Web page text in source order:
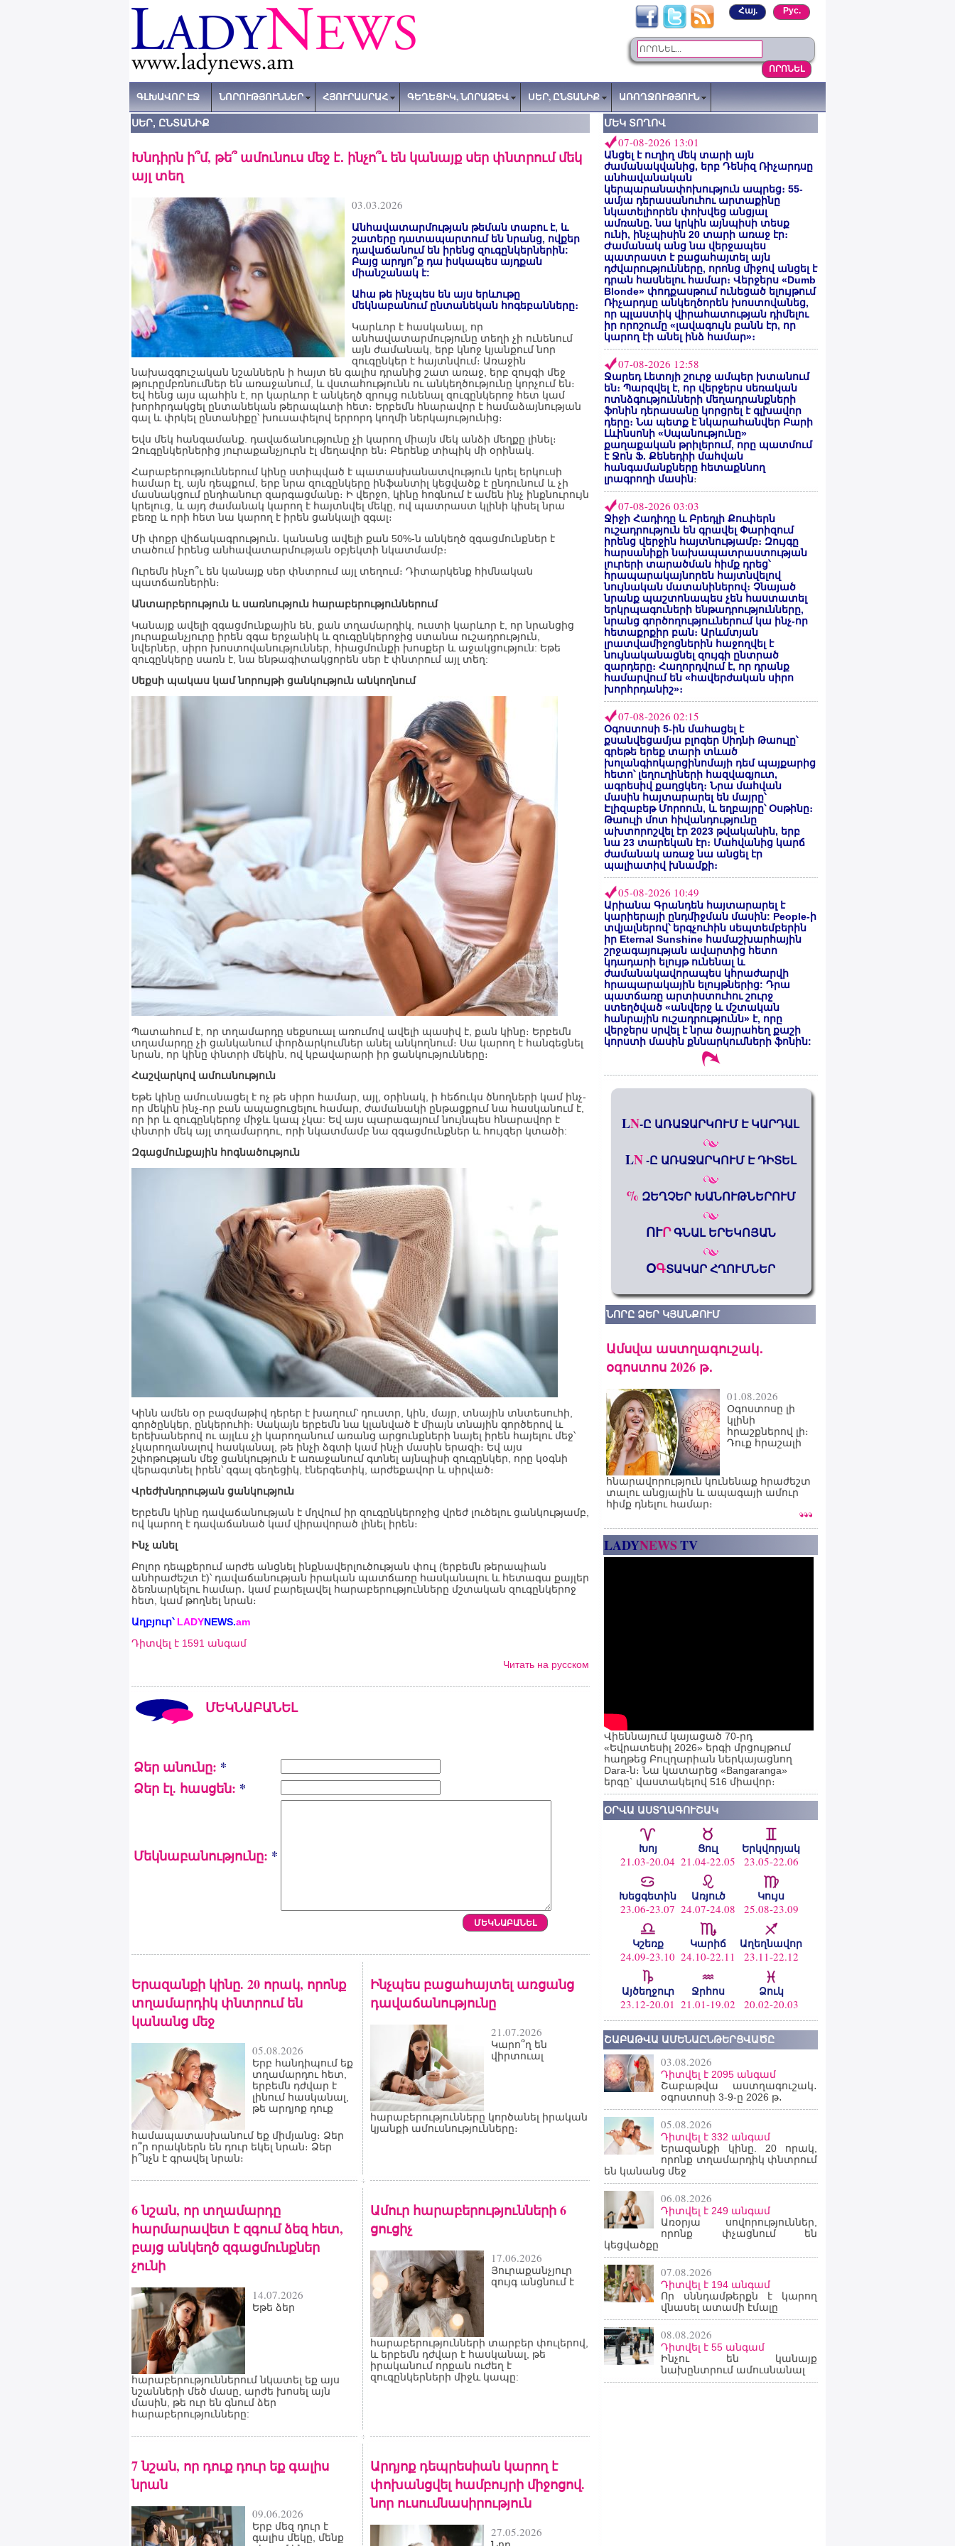
Рус.
Հայ.
ԳԼԽԱՎՈՐ ԷՋ ՆՈՐՈՒԹՅՈՒՆՆԵՐ ՀՅՈՒՐԱՍՐԱՀ ԳԵՂԵՑԻԿ, ՆՈՐԱՁԵՎ ՍԵՐ, ԸՆՏԱՆԻՔ ԱՌՈՂՋՈՒԹՅՈՒՆ
ՍԵՐ, ԸՆՏԱՆԻՔ
Խնդիրն ի՞մ, թե՞ ամունուս մեջ է․ ինչո՞ւ են կանայք սեր փնտրում մեկ
այլ տեղ
03.03.2026
Անհավատարմության թեման տաբու է, և
շատերը դատապարտում են նրանց, ովքեր
դավաճանում են իրենց զուգընկերներին:
Բայց արդյո՞ք դա իսկապես այդքան
միանշանակ է:
Ահա թե ինչպես են այս երևութը
մեկնաբանում ընտանեկան հոգեբանները։
Կարևոր է հասկանալ, որ
անհավատարմությունը տեղի չի ունենում
այն ժամանակ, երբ կնոջ կյանքում նոր
զուգընկեր է հայտնվում։ Առաջին
նախազգուշական նշաններն ի հայտ են գալիս դրանից շատ առաջ, երբ զույգի մեջ
թյուրըմբռնումներ են առաջանում, և վստահությունն ու անկեղծությունը կորչում են։
Եվ հենց այս պահին է, որ կարևոր է անկեղծ զրույց ունենալ զուգընկերոջ հետ կամ
խորհրդակցել ընտանեկան թերապևտի հետ։ Երբեմն հնարավոր է համաձայնության
գալ և փրկել ընտանիքը՝ խուսափելով երրորդ կողմի ներկայությունից։
Եվս մեկ հանգամանք. դավաճանությունը չի կարող միայն մեկ անձի մեղքը լինել։
Զուգընկերներից յուրաքանչյուրն էլ մեղավոր են։ Բերենք տիպիկ մի օրինակ.
Հարաբերություններում կինը ստիպված է պատասխանատվություն կրել երկուսի
համար էլ, այն դեպքում, երբ նրա զուգընկերը ինֆանտիլ կեցվածք է ընդունում և չի
մասնակցում ընդհանուր զարգացմանը։ Ի վերջո, կինը հոգնում է ամեն ինչ ինքնուրույն
կրելուց, և այդ ժամանակ կարող է հայտնվել մեկը, ով պատրաստ կլինի կիսել նրա
բեռը և որի հետ նա կարող է իրեն ցանկալի զգալ։
Մի փոքր վիճակագրություն․ կանանց ավելի քան 50%-ն անկեղծ զգացմունքներ է
տածում իրենց անհավատարմության օբյեկտի նկատմամբ։
Ուրեմն ինչո՞ւ են կանայք սեր փնտրում այլ տեղում։ Դիտարկենք հիմնական
պատճառներին։
Անտարբերություն և սառնություն հարաբերություններում
Կանայք ավելի զգացմունքային են, քան տղամարդիկ, ուստի կարևոր է, որ նրանցից
յուրաքանչյուրը իրեն զգա երջանիկ և զուգընկերոջից ստանա ուշադրություն,
նվերներ, սիրո խոստովանություններ, հիացմունքի խոսքեր և աջակցություն: Եթե
զուգընկերը սառն է, նա ենթագիտակցորեն սեր է փնտրում այլ տեղ:
Սեքսի պակաս կամ նորույթի ցանկություն անկողնում
Պատահում է, որ տղամարդը սեքսուալ առումով ավելի պասիվ է, քան կինը։ Երբեմն
տղամարդը չի ցանկանում փորձարկումներ անել անկողնում։ Սա կարող է հանգեցնել
նրան, որ կինը փնտրի մեկին, ով կբավարարի իր ցանկությունները։
Հաշվարկով ամուսնություն
Եթե կինը ամուսնացել է ոչ թե սիրո համար, այլ, օրինակ, ի հեճուկս ծնողների կամ ինչ-
որ մեկին ինչ-որ բան ապացուցելու համար, ժամանակի ընթացքում նա հասկանում է,
որ իր և զուգընկերոջ միջև կապ չկա: Եվ այս պարագայում նույնպես հնարավոր է
փնտրի մեկ այլ տղամարդու, որի նկատմամբ նա զգացմունքներ և հույզեր կտածի:
Զգացմունքային հոգնածություն
Կինն ամեն օր բազմաթիվ դերեր է խաղում՝ դուստր, կին, մայր, տնային տնտեսուհի,
գործընկեր, ընկերուհի։ Սակայն երբեմն նա կլանված է միայն տնային գործերով և
երեխաներով ու այլևս չի կարողանում առանց արցունքների նայել իրեն հայելու մեջ՝
չկարողանալով հասկանալ, թե ինչի ձգտի կամ ինչի մասին երազի։ Եվ այս
շփոթության մեջ ցանկություն է առաջանում գտնել այնպիսի զուգընկեր, որը կօգնի
վերագտնել իրեն՝ զգալ գեղեցիկ, էներգետիկ, արժեքավոր և սիրված։
Վրեժխնդրության ցանկություն
Երբեմն կինը դավաճանության է մղվում իր զուգընկերոջից վրեժ լուծելու ցանկությամբ,
ով կարող է դավաճանած կամ վիրավորած լինել իրեն։
Ինչ անել
Բոլոր դեպքերում արժե անցնել ինքնավերլուծության փուլ (երբեմն թերապիան
անհրաժեշտ է)՝ դավաճանության իրական պատճառը հասկանալու և հետագա քայլեր
ձեռնարկելու համար․ կամ բարելավել հարաբերությունները մշտական զուգընկերոջ
հետ, կամ թողնել նրան։
Աղբյուր՝ LADYNEWS.am
Դիտվել է 1591 անգամ
Читать на русском
ՄԵԿՆԱԲԱՆԵԼ
Ձեր անունը: *
Ձեր էլ. հասցեն: *
Մեկնաբանությունը: *
Երազանքի կինը. 20 որակ, որոնք
տղամարդիկ փնտրում են
կանանց մեջ
05.08.2026
Երբ հանդիպում եք
տղամարդու հետ,
երբեմն դժվար է
լինում հասկանալ,
թե արդյոք դուք
համապատասխանում եք միմյանց։ Ձեր
ո՞ր որակներն են դուր եկել նրան։ Ձեր
ի՞նչն է գրավել նրան։
Ինչպես բացահայտել առցանց
դավաճանությունը
21.07.2026
Կարո՞ղ են
վիրտուալ
հարաբերությունները կործանել իրական
կյանքի ամուսնությունները։
6 նշան, որ տղամարդը
հարմարավետ է զգում ձեզ հետ,
բայց անկեղծ զգացմունքներ
չունի
14.07.2026
Եթե ձեր
հարաբերություններում նկատել եք այս
նշանների մեծ մասը, արժե խոսել այն
մասին, թե ուր են գնում ձեր
հարաբերությունները:
Ամուր հարաբերությունների 6
ցուցիչ
17.06.2026
Յուրաքանչյուր
զույգ անցնում է
հարաբերությունների տարբեր փուլերով,
և երբեմն դժվար է հասկանալ, թե
իրականում որքան ուժեղ է
զուգընկերների միջև կապը:
7 նշան, որ դուք դուր եք գալիս
նրան
09.06.2026
Երբ մեզ դուր է
գալիս մեկը, մենք
Արդյոք դեպրեսիան կարող է
փոխանցվել համբույրի միջոցով.
նոր ուսումնասիրություն
27.05.2026
ՄԵԿ ՏՈՂՈՎ
07-08-2026 13:01
Անցել է ուղիղ մեկ տարի այն
ժամանակվանից, երբ Դենիզ Ռիչարդսը
անհավանական
կերպարանափոխություն ապրեց։ 55-
ամյա դերասանուհու արտաքինը
նկատելիորեն փոխվեց անցյալ
ամռանը. նա կրկին այնպիսի տեսք
ունի, ինչպիսին 20 տարի առաջ էր։
Ժամանակ անց նա վերջապես
պատրաստ է բացահայտել այն
դժվարությունները, որոնց միջով անցել է
դրան հասնելու համար։ Վերջերս «Dumb
Blonde» փոդքասթում ունեցած ելույթում
Ռիչարդսը անկեղծորեն խոստովանեց,
որ պլաստիկ վիրահատության դիմելու
իր որոշումը «լավագույն բանն էր, որ
կարող էի անել ինձ համար»։
07-08-2026 12:58
Ջարեդ Լետոյի շուրջ ամպեր խտանում
են։ Պարզվել է, որ վերջերս սեռական
ոտնձգությունների մեղադրանքների
ֆոնին դերասանը կորցրել է գլխավոր
դերը։ Նա պետք է նկարահանվեր Բարի
Լևինսոնի «Սպանությունը»
քաղաքական թրիլերում, որը պատմում
է Ջոն Ֆ. Քենեդիի մահվան
հանգամանքները հետաքննող
լրագրողի մասին։
07-08-2026 03:03
Ջիջի Հադիդը և Բրեդլի Քուփերն
ուշադրություն են գրավել Փարիզում
իրենց վերջին հայտնությամբ։ Զույգը
հարսանիքի նախապատրաստության
լուրերի տարածման հիմք դրեց՝
հրապարակայնորեն հայտնվելով
նույնական մատանիներով։ Չնայած
նրանք պաշտոնապես չեն հաստատել
երկրպագուների ենթադրությունները,
նրանց գործողություւներում կա ինչ-որ
հետաքրքիր բան։ Արևմտյան
լրատվամիջոցներին հաջողվել է
նույնականացնել զույգի ընտրած
զարդերը։ Հաղորդվում է, որ դրանք
համարվում են «հավերժական սիրո
խորհրդանիշ»։
07-08-2026 02:15
Օգոստոսի 5-ին մահացել է
քսանվեցամյա բլոգեր Սիդնի Թաուլը՝
գրեթե երեք տարի տևած
խոլանգիոկարցինոմայի դեմ պայքարից
հետո՝ լեղուղիների հազվագյուտ,
ագրեսիվ քաղցկեղ։ Նրա մահվան
մասին հայտարարել են մայրը՝
Էլիզաբեթ Մորոուն, և եղբայրը՝ Օսթինը։
Թաուլի մոտ հիվանդությունը
ախտորոշվել էր 2023 թվականին, երբ
նա 23 տարեկան էր։ Մահվանից կարճ
ժամանակ առաջ նա անցել էր
պալիատիվ խնամքի։
05-08-2026 10:49
Արիանա Գրանդեն հայտարարել է
կարիերայի ընդմիջման մասին: People-ի
տվյալներով՝ երգչուհին սեպտեմբերին
իր Eternal Sunshine համաշխարհային
շրջագայության ավարտից հետո
կդադարի ելույթ ունենալ և
ժամանակավորապես կհրաժարվի
հրապարակային ելույթներից: Դրա
պատճառը արտիստուհու շուրջ
ստեղծված «անվերջ և մշտական
հանրային ուշադրությունն» է, որը
վերջերս սրվել է նրա ծայրահեղ քաշի
կորստի մասին քննարկումների ֆոնին:
LN-Ը ԱՌԱՋԱՐԿՈՒՄ Է ԿԱՐԴԱԼ
LN-Ը ԱՌԱՋԱՐԿՈՒՄ Է ԴԻՏԵԼ
% ԶԵՂՉԵՐ ԽԱՆՈՒԹՆԵՐՈՒՄ
ՈՒՐԳՆԱԼ ԵՐԵԿՈՅԱՆ
ՕԳՏԱԿԱՐ ՀՂՈՒՄՆԵՐ
ՆՈՐԸ ՁԵՐ ԿՅԱՆՔՈՒՄ
Ամսվա աստղագուշակ․
օգոստոս 2026 թ․
01.08.2026
Օգոստոսը լի
կլինի
հրաշքներով լի։
Դուք հրաշալի
հնարավորություն կունենաք հրաժեշտ
տալու անցյալին և ապագայի ամուր
հիմք դնելու համար։
LADYNEWSTV
Վիեննայում կայացած 70-րդ
«Եվրատեսիլ 2026» երգի մրցույթում
հաղթեց Բուլղարիան ներկայացնող
Dara-ն։ Նա կատարեց «Bangaranga»
երգը` վաստակելով 516 միավոր։
ՕՐՎԱ ԱՍՏՂԱԳՈՒՇԱԿ
Խոյ
21.03-20.04
Ցուլ
21.04-22.05
Երկվորյակ
23.05-22.06
Խեցգետին
23.06-23.07
Առյուծ
24.07-24.08
Կույս
25.08-23.09
Կշեռք
24.09-23.10
Կարիճ
24.10-22.11
Աղեղնավոր
23.11-22.12
Այծեղջուր
23.12-20.01
Ջրհոս
21.01-19.02
Ձուկ
20.02-20.03
ՇԱԲԱԹՎԱ ԱՄԵՆԱԸՆԹԵՐՑՎԱԾԸ
03.08.2026
Դիտվել է 2095 անգամ
Շաբաթվա աստղագուշակ․
օգոստոսի 3-9-ը 2026 թ․
05.08.2026
Դիտվել է 332 անգամ
Երազանքի կինը. 20 որակ,
որոնք տղամարդիկ փնտրում
են կանանց մեջ
06.08.2026
Դիտվել է 249 անգամ
Առօրյա սովորություններ,
որոնք փչացնում են
կեցվածքը
07.08.2026
Դիտվել է 194 անգամ
Որ սննդամթերքն է կարող
վնասել ատամի էմալը
08.08.2026
Դիտվել է 55 անգամ
Ինչու են կանայք
նախընտրում ամուսնանալ